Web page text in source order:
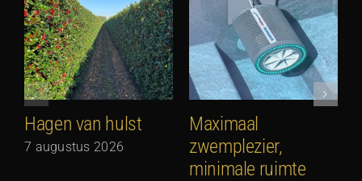
Hagen van hulst
7 augustus 2026
Maximaal
zwemplezier,
minimale ruimte